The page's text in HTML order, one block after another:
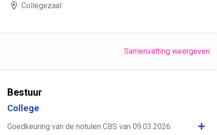
Collegezaal
Samenvatting weergeven
Bestuur
College
Goedkeuring van de notulen CBS van 09.03.2026.